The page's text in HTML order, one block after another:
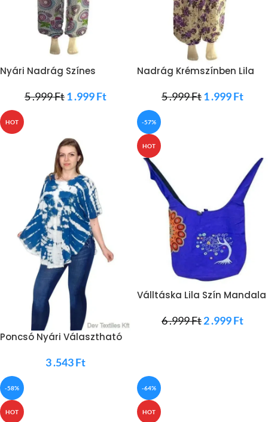
Nyári Nadrág Színes
5 .999Ft1 .999Ft
Nadrág Krémszínben Lila
5 .999Ft1 .999Ft
HOT
Poncsó Nyári Választható
3 .543Ft
-57%
HOT
Válltáska Lila Szín Mandala
6 .999Ft2 .999Ft
-58%
HOT
-64%
HOT